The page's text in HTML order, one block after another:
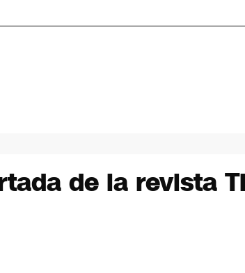
de la revista